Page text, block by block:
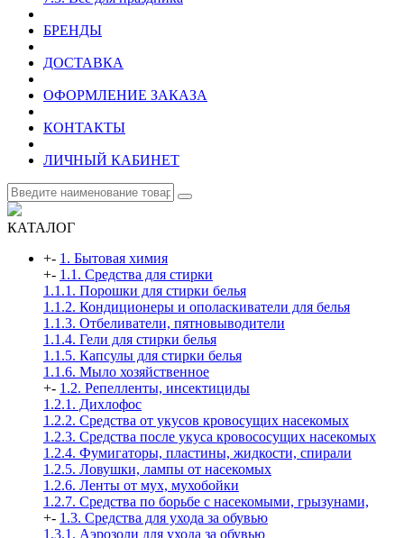
БРЕНДЫ
ДОСТАВКА
ОФОРМЛЕНИЕ ЗАКАЗА
КОНТАКТЫ
ЛИЧНЫЙ КАБИНЕТ
КАТАЛОГ
+- 1. Бытовая химия
+- 1.1. Средства для стирки
1.1.1. Порошки для стирки белья
1.1.2. Кондиционеры и ополаскиватели для белья
1.1.3. Отбеливатели, пятновыводители
1.1.4. Гели для стирки белья
1.1.5. Капсулы для стирки белья
1.1.6. Мыло хозяйственное
+- 1.2. Репелленты, инсектициды
1.2.1. Дихлофос
1.2.2. Средства от укусов кровосущих насекомых
1.2.3. Средства после укуса кровососущих насекомых
1.2.4. Фумигаторы, пластины, жидкости, спирали
1.2.5. Ловушки, лампы от насекомых
1.2.6. Ленты от мух, мухобойки
1.2.7. Средства по борьбе с насекомыми, грызунами,
+- 1.3. Средства для ухода за обувью
1.3.1. Аэрозоли для ухода за обувью